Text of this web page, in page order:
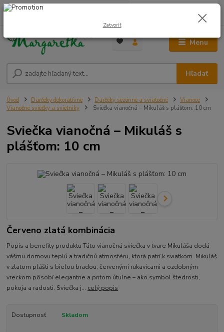
Menu
Hľadať
0948 236 042
0,00 €
Úvod Darčeky dekoratívne Darčeky sezónne a sviatočné
Vianoce
Vianočné sviečky a svietniky
Sviečka vianočná – Mikuláš s plášťom: 10 cm
Sviečka vianočná – Mikuláš s
plášťom: 10 cm
Červeno zlatá kombinácia
Popis a benefity produktu Táto vianočná sviečka v tvare Mikuláša dodá
vášmu domovu teplú a tradičnú atmosféru, ktorá patrí k sviatkom. Mikuláš
v zlatom plášti s bielou bradou, červenými rukavicami a ozdobným
vreckom pôsobí elegantne a pritom útulne – ako symbol štedrosti,
pokoja a radosti. Sviečka j... celý popis
Dostupnosť Skladom
Zatvoriť